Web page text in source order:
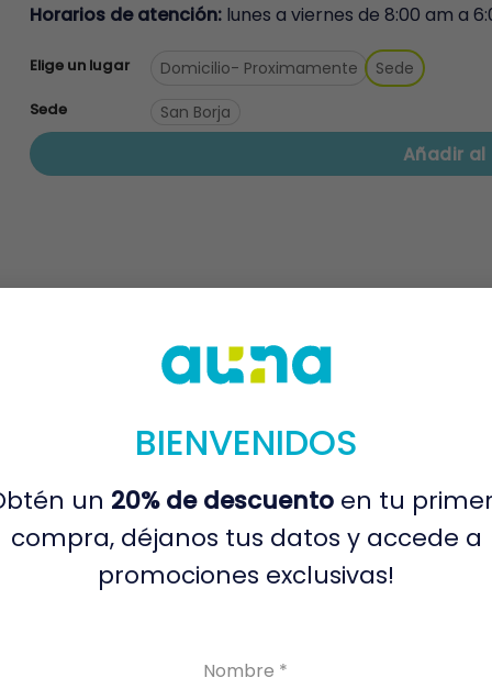
BIENVENIDOS
un 20% de descuento en tu
compra, déjanos tus datos y accede a
promociones exclusivas!
Nombre *
Horarios de atención: lunes a viernes de 8:00 am a
Elige un lugar Domicilio- Proximamente Sede
Sede San Borja
Añadir
de
San Borja - Lima.
8 am a 1 pm